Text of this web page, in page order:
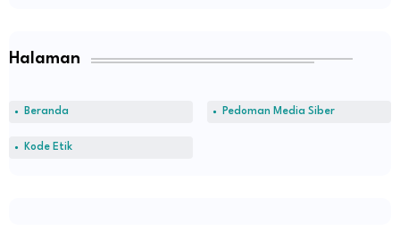
Halaman
Beranda Pedoman Media Siber
Kode Etik